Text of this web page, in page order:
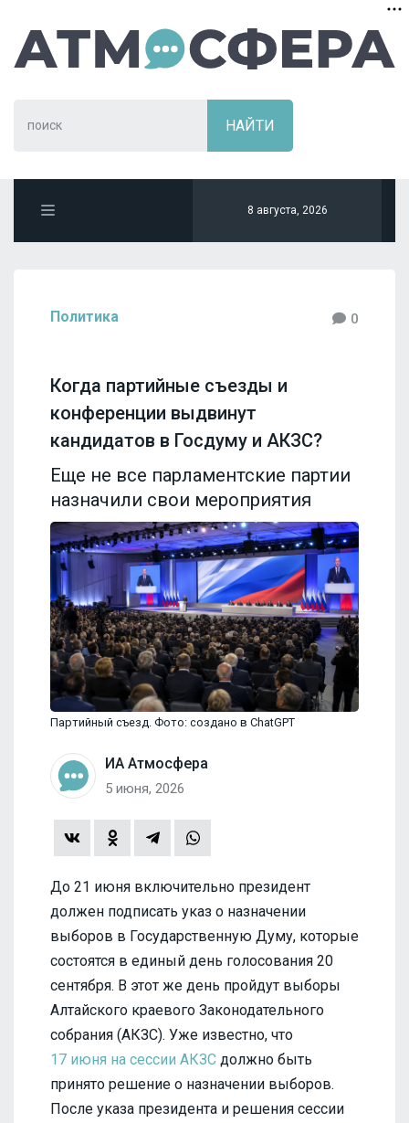
8 августа, 2026
Политика 0
Когда партийные съезды и
конференции выдвинут
кандидатов в Госдуму и АКЗС?
Еще не все парламентские партии
назначили свои мероприятия
Партийный съезд. Фото: создано в ChatGPT
ИА Атмосфера
5 июня, 2026
До 21 июня включительно президент
должен подписать указ о назначении
выборов в Государственную Думу, которые
состоятся в единый день голосования 20
сентября. В этот же день пройдут выборы
Алтайского краевого Законодательного
собрания (АКЗС). Уже известно, что
17 июня на сессии АКЗС должно быть
принято решение о назначении выборов.
После указа президента и решения сессии